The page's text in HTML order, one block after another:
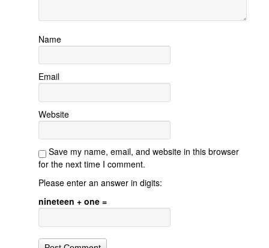
Name
Email
Website
Save my name, email, and website in this browser
for the next time I comment.
Please enter an answer in digits:
nineteen + one =